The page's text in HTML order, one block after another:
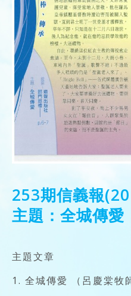
253期信義報
主題：全城傳愛
主題文章
1. 全城傳愛 （呂慶棠牧